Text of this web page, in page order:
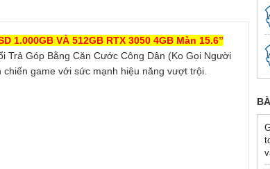
1.000GB VÀ 512GB RTX 3050 4GB Màn 15.6”
Góp Bằng Căn Cước Công Dân (Ko Gọi Người
game với sức mạnh hiệu năng vượt trội.